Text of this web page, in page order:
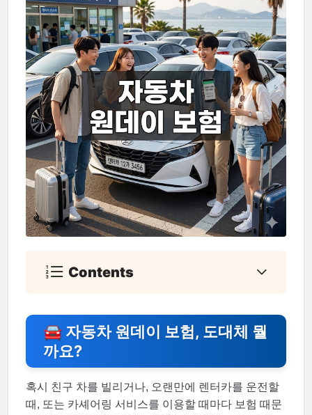
Contents
🚘 자동차 원데이 보험, 도대체 뭘
까요?
혹시 친구 차를 빌리거나, 오랜만에 렌터카를 운전할
때, 또는 카셰어링 서비스를 이용할 때마다 보험 때문